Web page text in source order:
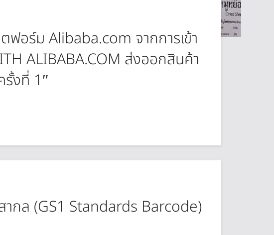
ฟอร์ม Alibaba.com จากการเข้า
ALIBABA.COM ส่งออกสินค้า
งที่ 1″​
กล (GS1 Standards Barcode)